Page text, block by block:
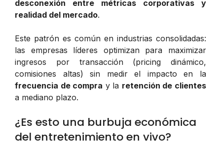
desconexión entre métricas corporativas y
realidad del mercado.
Este patrón es común en industrias consolidadas:
las empresas líderes optimizan para maximizar
ingresos por transacción (pricing dinámico,
comisiones altas) sin medir el impacto en la
frecuencia de compra y la retención de clientes
a mediano plazo.
¿Es esto una burbuja económica
del entretenimiento en vivo?